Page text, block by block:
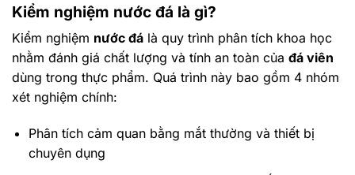
Kiểm nghiệm nước đá là gì?
Kiểm nghiệm nước đá là quy trình phân tích khoa học
nhằm đánh giá chất lượng và tính an toàn của đá viên
dùng trong thực phẩm. Quá trình này bao gồm 4 nhóm
xét nghiệm chính:
Phân tích cảm quan bằng mắt thường và thiết bị
chuyên dụng